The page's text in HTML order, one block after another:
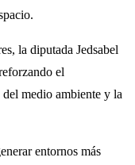
la diputada Jedsabel
el
medio ambiente y la
entornos más